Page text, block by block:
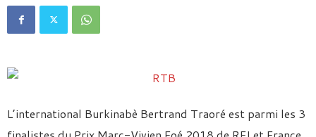
L’international Burkinabè Bertrand Traoré est parmi les 3